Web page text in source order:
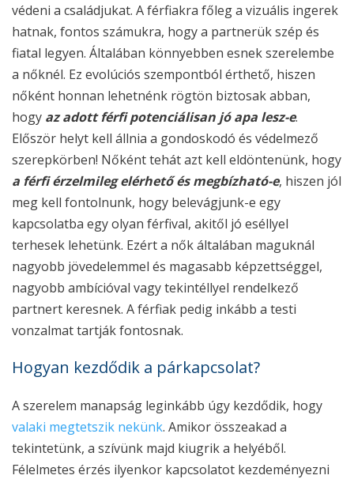
védeni a családjukat. A férfiakra főleg a vizuális ingerek
hatnak, fontos számukra, hogy a partnerük szép és
fiatal legyen. Általában könnyebben esnek szerelembe
a nőknél. Ez evolúciós szempontból érthető, hiszen
nőként honnan lehetnénk rögtön biztosak abban,
hogy az adott férfi potenciálisan jó apa lesz-e.
Először helyt kell állnia a gondoskodó és védelmező
szerepkörben! Nőként tehát azt kell eldöntenünk, hogy
a férfi érzelmileg elérhető és megbízható-e, hiszen jól
meg kell fontolnunk, hogy belevágjunk-e egy
kapcsolatba egy olyan férfival, akitől jó eséllyel
terhesek lehetünk. Ezért a nők általában maguknál
nagyobb jövedelemmel és magasabb képzettséggel,
nagyobb ambícióval vagy tekintéllyel rendelkező
partnert keresnek. A férfiak pedig inkább a testi
vonzalmat tartják fontosnak.
Hogyan kezdődik a párkapcsolat?
A szerelem manapság leginkább úgy kezdődik, hogy
valaki megtetszik nekünk. Amikor összeakad a
tekintetünk, a szívünk majd kiugrik a helyéből.
Félelmetes érzés ilyenkor kapcsolatot kezdeményezni